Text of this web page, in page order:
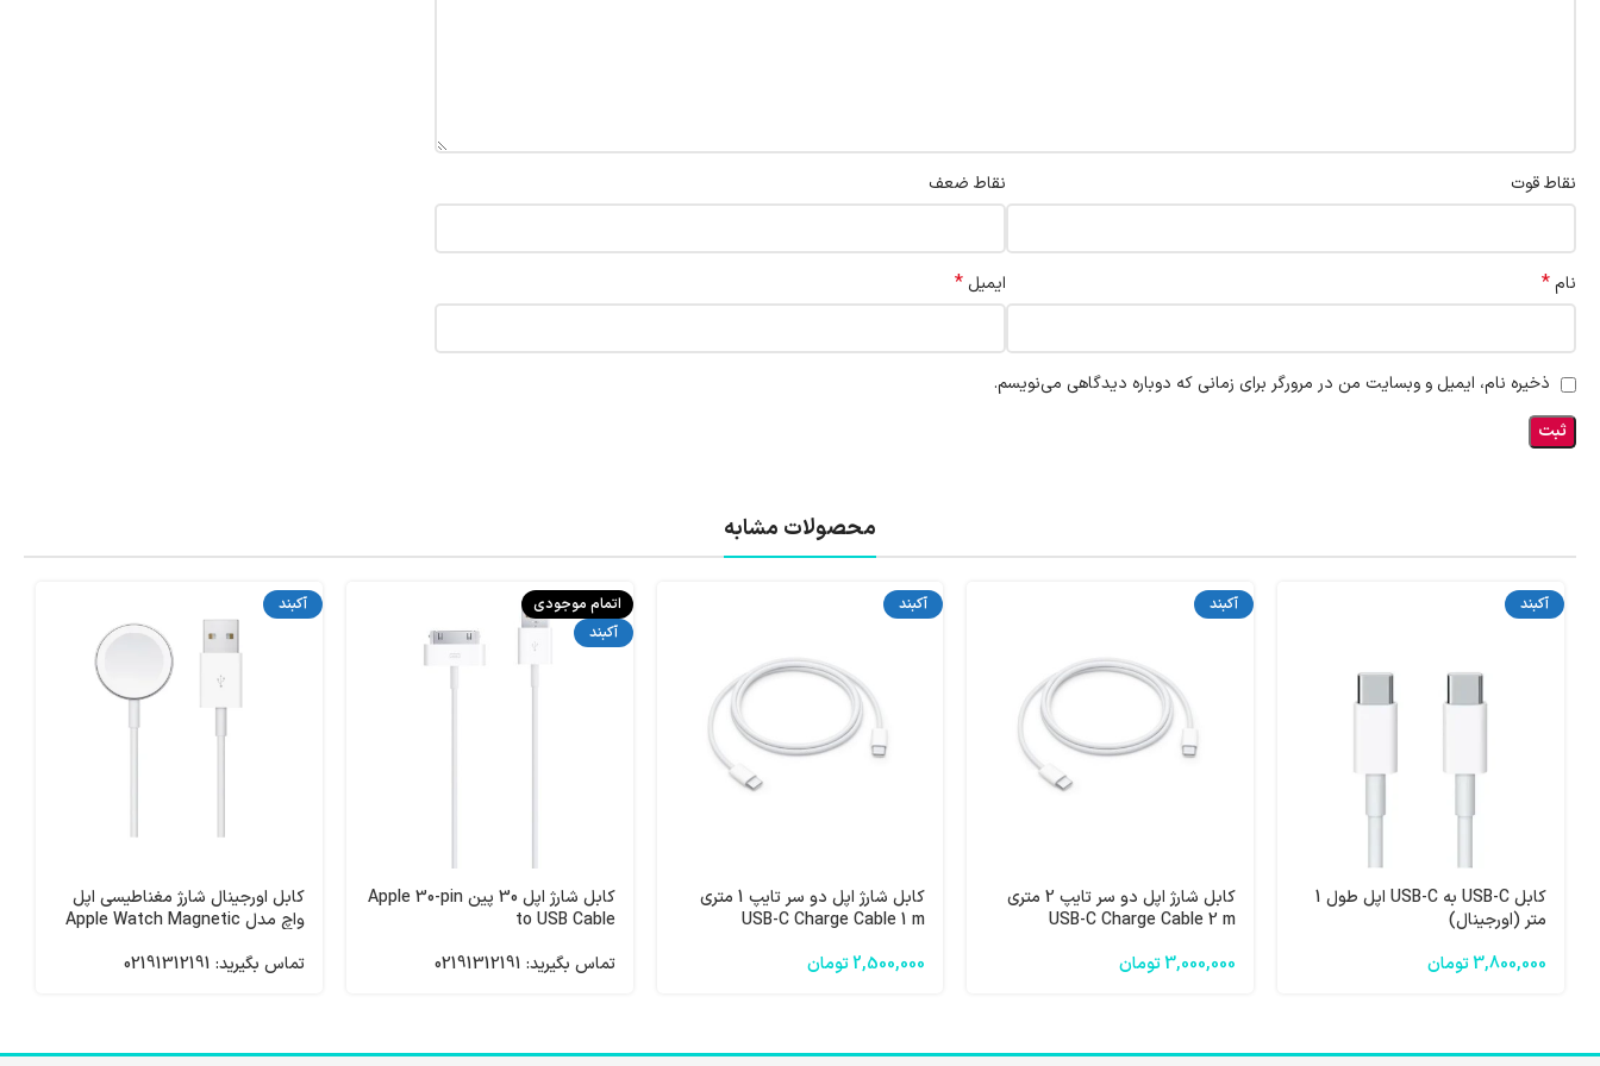
نقاط قوت نقاط ضعف
نام* ایمیل*
ذخیره نام، ایمیل و وبسایت من در مرورگر برای زمانی که دوباره دیدگاهی می‌نویسم.
محصولات مشابه
آکبند
کابل USB-C به USB-C اپل طول 1
متر (اورجینال)
3,800,000تومان
آکبند
کابل شارژ اپل دو سر تایپ 2 متری
USB-C Charge Cable 2 m
3,000,000تومان
آکبند
کابل شارژ اپل دو سر تایپ 1 متری
USB-C Charge Cable 1 m
2,500,000تومان
اتمام موجودی
آکبند
کابل شارژ اپل 30 پین Apple 30-pin
to USB Cable
تماس بگیرید: 02191312191
آکبند
کابل اورجینال شارژ مغناطیسی اپل
واچ مدل Apple Watch Magnetic
متر
تماس بگیرید: 02191312191